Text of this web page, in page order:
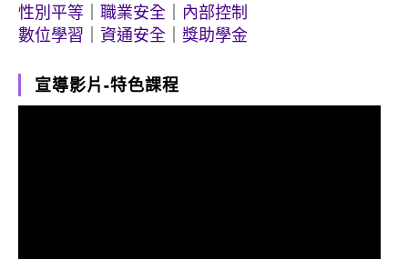
性別平等
職業安全
內部控制
數位學習
資通安全 獎助學金
宣導影片-特色課程